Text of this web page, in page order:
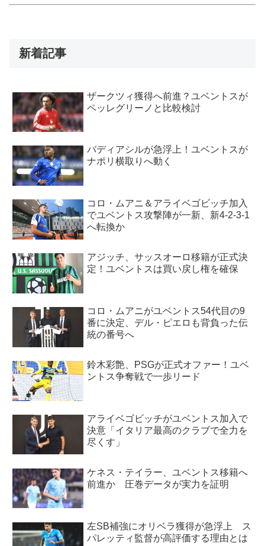
新着記事
ザークツィ獲得へ前進？ユベントスが
ペッレグリーノと比較検討
バディアシルが急浮上！ユベントスが
ナポリ横取りへ動く
コロ・ムアニ＆アライベゴビッチ加入
でユベントス攻撃陣が一新、新4-2-3-1
へ転換か
アジッチ、サッスオーロ移籍が正式決
定！ユベントスは買い戻し権を確保
コロ・ムアニがユベントス54代目の9
番に決定、デル・ピエロも背負った伝
統の番号へ
鈴木彩艶、PSGが正式オファー！ユベ
ントス争奪戦で一歩リード
アライベゴビッチがユベントス加入で
決意「イタリア最高のクラブで全力を
尽くす」
ケネス・テイラー、ユベントス移籍へ
前進か 圧巻データが実力を証明
左SB補強にオリベラ獲得が急浮上 ス
パレッティ監督が高評価する理由とは